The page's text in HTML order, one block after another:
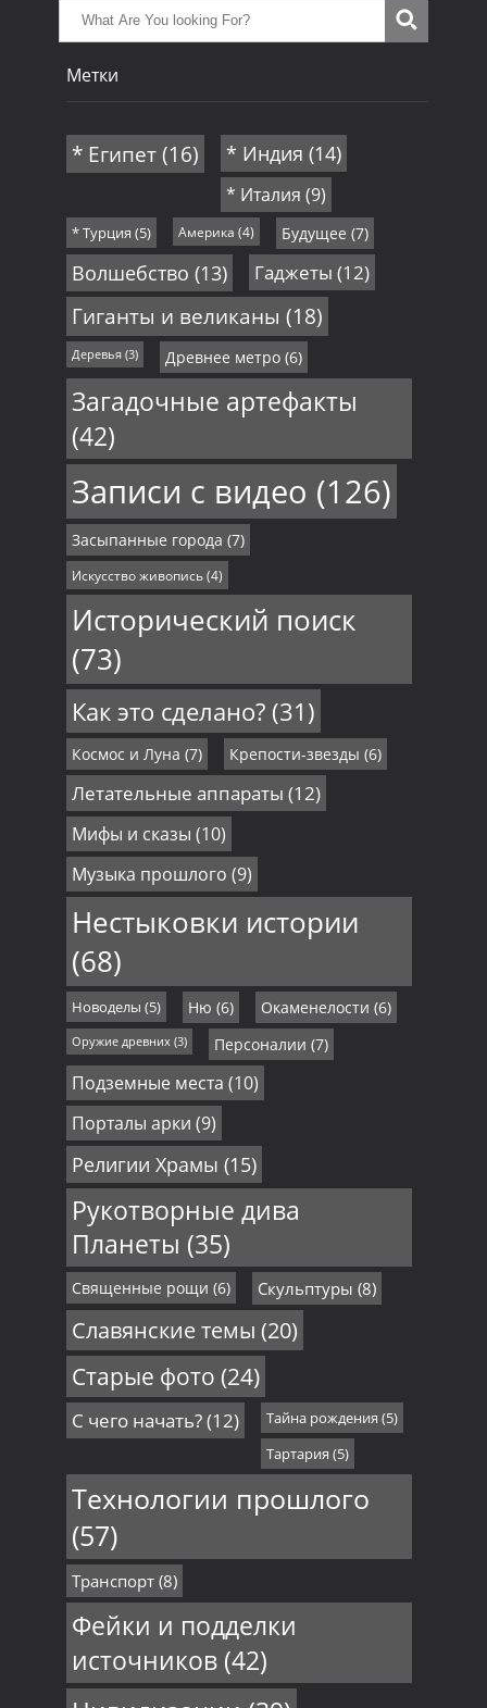
Метки
* Египет(16) * Индия (14)
* Италия (9)
* Турция (5) Америка (4) Будущее (7)
Волшебство (13) Гаджеты (12)
Гиганты и великаны (18)
Деревья(3) Древнее метро(6)
Загадочные артефакты
(42)
Записи с видео (126)
Засыпанные города (7)
Искусство живопись(4)
Исторический поиск
(73)
Как это сделано?(31)
Космос и Луна (7) Крепости-звезды (6)
Летательные аппараты (12)
Мифы и сказы (10)
Музыка прошлого (9)
Нестыковки истории
(68)
Новоделы (5) Ню (6) Окаменелости (6)
Оружие древних (3) Персоналии (7)
Подземные места (10)
Порталы арки (9)
Религии Храмы (15)
Рукотворные дива
Планеты (35)
Священные рощи (6) Скульптуры (8)
Славянские темы (20)
Старые фото (24)
С чего начать?(12) Тайна рождения (5)
Тартария (5)
Технологии прошлого
(57)
Транспорт(8)
Фейки и подделки
источников(42)